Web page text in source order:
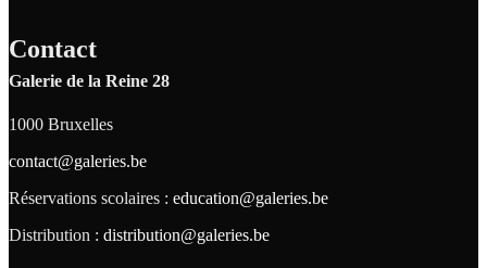
Contact
Galerie de la Reine 28
1000 Bruxelles
contact@galeries.be
Réservations scolaires : education@galeries.be
Distribution : distribution@galeries.be